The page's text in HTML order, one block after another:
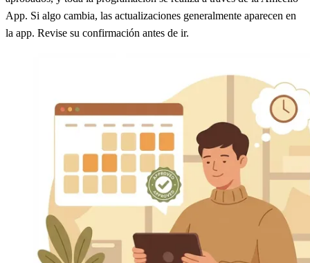
App. Si algo cambia, las actualizaciones generalmente aparecen en
la app. Revise su confirmación antes de ir.